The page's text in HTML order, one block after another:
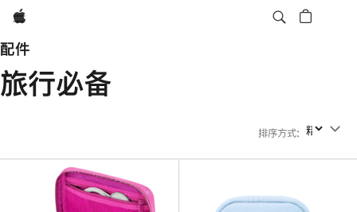
Apple
配件
旅行必备
排序方式: 排序方式